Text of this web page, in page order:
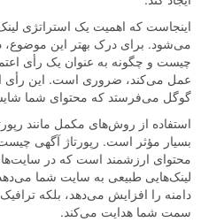
اینجاست که اهمیت یک استراتژی
می‌شود. برای درک بهتر این موضوع،
چیست و چگونه به عنوان یک رأی
عمل می‌کند، ضروری است. این رأی
گوگل می‌فرستد که محتوای شما
استفاده از روش‌های مکمل مانند
بسیار مؤثر است. رپورتاژ آگهی
محتوای ارزشمند است که در
لینک‌هایی طبیعی به سایت شما می‌دهد.
دامنه را افزایش می‌دهد، بلکه ترافیک
سمت شما هدایت می‌کند.